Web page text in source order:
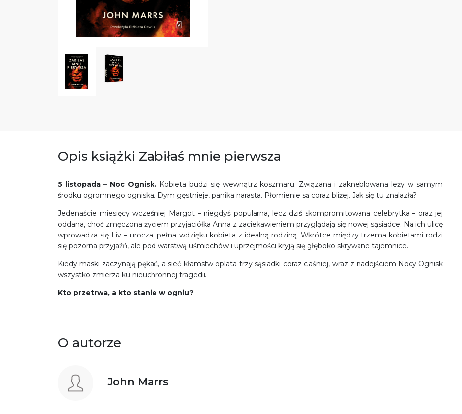
Opis książki Zabiłaś mnie pierwsza
5 listopada – Noc Ognisk. Kobieta budzi się wewnątrz koszmaru. Związana i zakneblowana leży w samym
środku ogromnego ogniska. Dym gęstnieje, panika narasta. Płomienie są coraz bliżej. Jak się tu znalazła?
Jedenaście miesięcy wcześniej Margot – niegdyś popularna, lecz dziś skompromitowana celebrytka – oraz jej
oddana, choć zmęczona życiem przyjaciółka Anna z zaciekawieniem przyglądają się nowej sąsiadce. Na ich ulicę
wprowadza się Liv – urocza, pełna wdzięku kobieta z idealną rodziną. Wkrótce między trzema kobietami rodzi
się pozorna przyjaźń, ale pod warstwą uśmiechów i uprzejmości kryją się głęboko skrywane tajemnice.
Kiedy maski zaczynają pękać, a sieć kłamstw oplata trzy sąsiadki coraz ciaśniej, wraz z nadejściem Nocy Ognisk
wszystko zmierza ku nieuchronnej tragedii.
Kto przetrwa, a kto stanie w ogniu?
O autorze
John Marrs